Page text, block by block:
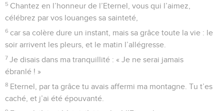
5 Chantez en l’honneur de l’Eternel, vous qui l’aimez,
célébrez par vos louanges sa sainteté,
6 car sa colère dure un instant, mais sa grâce toute la vie : le
soir arrivent les pleurs, et le matin l’allégresse.
7 Je disais dans ma tranquillité : « Je ne serai jamais
ébranlé ! »
8 Eternel, par ta grâce tu avais affermi ma montagne. Tu t’es
caché, et j’ai été épouvanté.